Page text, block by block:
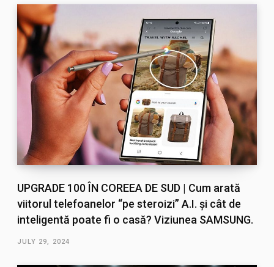
UPGRADE 100 ÎN COREEA DE SUD | Cum arată
viitorul telefoanelor “pe steroizi” A.I. și cât de
inteligentă poate fi o casă? Viziunea SAMSUNG.
JULY 29, 2024